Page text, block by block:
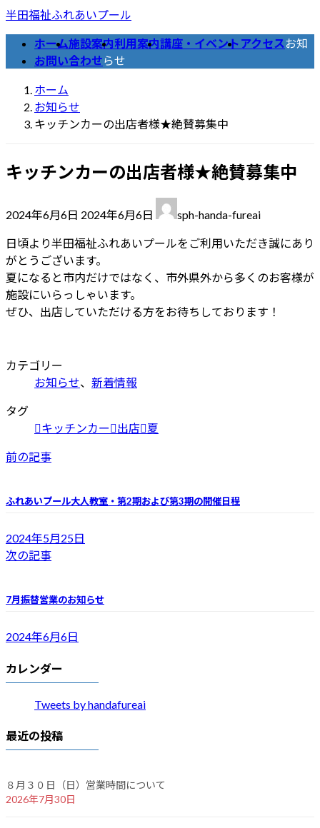
コ
ン
ン
プ
ナ
ビ
ー
動
半田福祉ふれあいプール
ホーム施設案内利用案内講座・イベント アクセス
お問い合わせ
お知
らせ
ホーム
お知らせ
キッチンカーの出店者様★絶賛募集中
キッチンカーの出店者様★絶賛募集中
2024年6月6日
終
更
新
日
時
:
2024年6月6日 sph-handa-fureai
日頃より半田福祉ふれあいプールをご利用いただき誠にあり
がとうございます。
夏になると市内だけではなく、市外県外から多くのお客様が
施設にいらっしゃいます。
ぜひ、出店していただける方をお待ちしております！
カテゴリー
お知らせ、 新着情報
タグ
キッチンカー
出店 夏
前の記事
ふれあいプール大人教室・第2期および第3期の開催日程
2024年5月25日
次の記事
7月振替営業のお知らせ
2024年6月6日
カレンダー
Tweets by handafureai
最近の投稿
８月３０日（日）営業時間について
2026年7月30日